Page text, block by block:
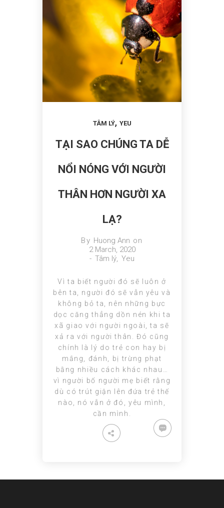
TÂM LÝ, YEU
TẠI SAO CHÚNG TA DỄ
NỔI NÓNG VỚI NGƯỜI
THÂN HƠN NGƯỜI XA
LẠ?
By Huong Ann on
2 March, 2020
- Tâm lý,Yeu
Vì ta biết người đó sẽ luôn ở
bên ta, người đó sẽ vẫn yêu và
không bỏ ta, nên những bực
dọc căng thẳng dồn nén khi ta
xã giao với người ngoài, ta sẽ
xả ra với người thân. Đó cũng
chính là lý do trẻ con hay bị
mắng, đánh, bị trừng phạt
bằng nhiều cách khác nhau…
vì người bố người mẹ biết rằng
dù có trút giận lên đứa trẻ thế
nào, nó vẫn ở đó, yêu mình,
cần mình.